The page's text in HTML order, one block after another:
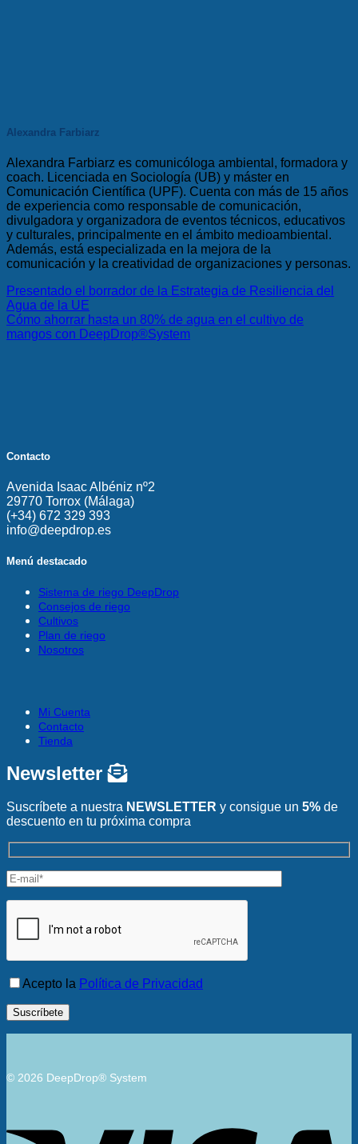
Alexandra Farbiarz
Alexandra Farbiarz es comunicóloga ambiental, formadora y
coach. Licenciada en Sociología (UB) y máster en
Comunicación Científica (UPF). Cuenta con más de 15 años
de experiencia como responsable de comunicación,
divulgadora y organizadora de eventos técnicos, educativos
y culturales, principalmente en el ámbito medioambiental.
Además, está especializada en la mejora de la
comunicación y la creatividad de organizaciones y personas.
Presentado el borrador de la Estrategia de Resiliencia del
Agua de la UE
Cómo ahorrar hasta un 80% de agua en el cultivo de
mangos con DeepDrop®System
Contacto
Avenida Isaac Albéniz nº2
29770 Torrox (Málaga)
(+34) 672 329 393
info@deepdrop.es
Menú destacado
Sistema de riego DeepDrop
Consejos de riego
Cultivos
Plan de riego
Nosotros
Mi Cuenta
Contacto
Tienda
Newsletter
Suscríbete a nuestra NEWSLETTER y consigue un 5% de
descuento en tu próxima compra
Acepto la Política de Privacidad
© 2026 DeepDrop® System